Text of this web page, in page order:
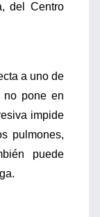
del Centro
a uno de
pone en
impide
pulmones,
puede